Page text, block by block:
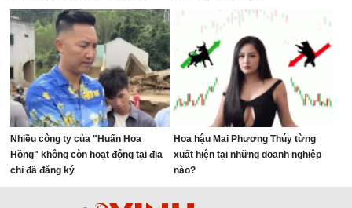
Tĩnh
Nhiều công ty của "Huấn Hoa
Hồng" không còn hoạt động tại địa
chỉ đã đăng ký
Hoa hậu Mai Phương Thúy từng
xuất hiện tại những doanh nghiệp
nào?